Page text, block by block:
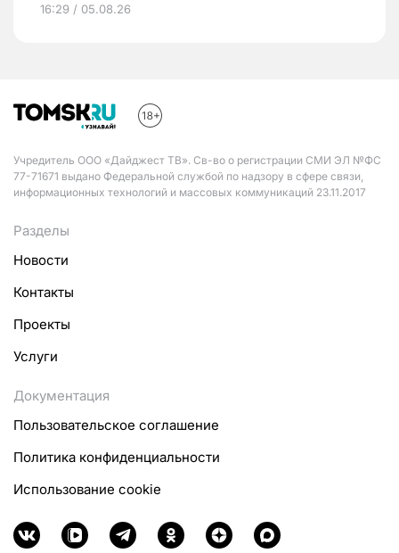
16:29 / 05.08.26
Учредитель ООО «Дайджест ТВ». Св-во о регистрации СМИ ЭЛ №ФС
77-71671 выдано Федеральной службой по надзору в сфере связи,
информационных технологий и массовых коммуникаций 23.11.2017
Разделы
Новости
Контакты
Проекты
Услуги
Документация
Пользовательское соглашение
Политика конфиденциальности
Использование cookie